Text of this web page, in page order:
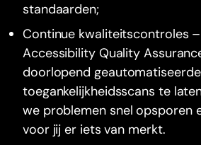
standaarden;
Continue kwaliteitscontroles
Accessibility Quality
doorlopend geautomatiseerde
toegankelijkheidsscans te
we problemen snel opsporen
voor jij er iets van merkt.